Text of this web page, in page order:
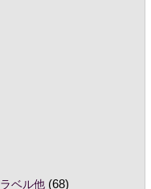
ベル他(68)